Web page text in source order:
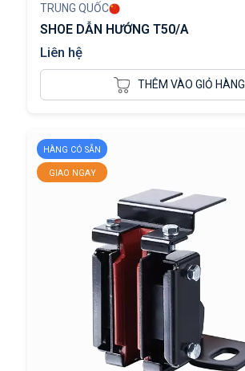
TRUNG QUỐC
SHOE DẪN HƯỚNG T50/A
Liên hệ
THÊM VÀO GIỎ HÀNG
HÀNG CÓ SẴN
GIAO NGAY